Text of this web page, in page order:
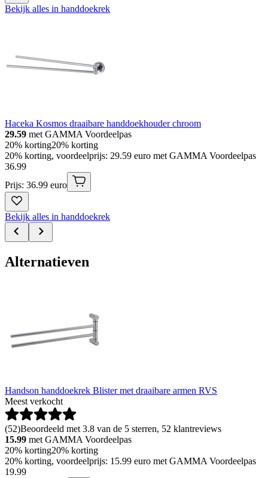
Bekijk alles in handdoekrek
Haceka Kosmos draaibare handdoekhouder chroom
29.59 met GAMMA Voordeelpas
20% korting20% korting
20% korting, voordeelprijs: 29.59 euro met GAMMA Voordeelpas
36.99
Prijs: 36.99 euro
Bekijk alles in handdoekrek
Alternatieven
Handson handdoekrek Blister met draaibare armen RVS
Meest verkocht
(52)Beoordeeld met 3.8 van de 5 sterren, 52 klantreviews
15.99 met GAMMA Voordeelpas
20% korting20% korting
20% korting, voordeelprijs: 15.99 euro met GAMMA Voordeelpas
19.99